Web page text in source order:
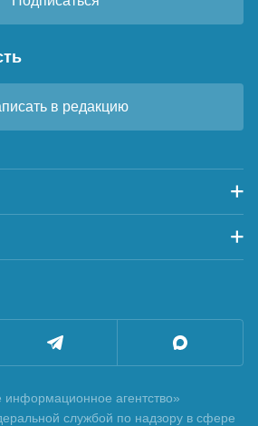
в редакцию
агентство»
службой по надзору в сфере